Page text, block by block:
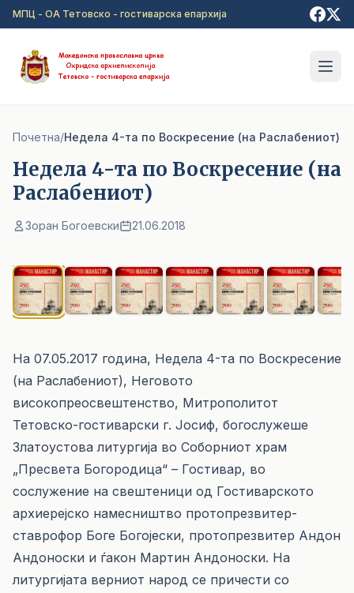
Прејди на главна содржина
МПЦ - ОА Тетовско - гостиварска епархија
Почетна/Недела 4-та по Воскресение (на Раслабениот)
Недела 4-та по Воскресение (на
Раслабениот)
Зоран Богоевски 21.06.2018
На 07.05.2017 година, Недела 4-та по Воскресение
(на Раслабениот), Неговото
високопреосвештенство, Митрополитот
Тетовско-гостиварски г. Јосиф, богослужеше
Златоустова литургија во Соборниот храм
„Пресвета Богородица“ – Гостивар, во
сослужение на свештеници од Гостиварското
архиерејско намесништво протопрезвитер-
ставрофор Боге Богојески, протопрезвитер Андон
Андоноски и ѓакон Мартин Андоноски. На
литургијата верниот народ се причести со